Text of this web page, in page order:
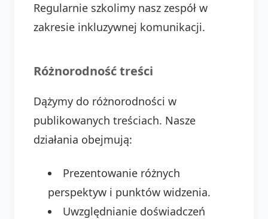
Regularnie szkolimy nasz zespół w
zakresie inkluzywnej komunikacji.
Różnorodność treści
Dążymy do różnorodności w
publikowanych treściach. Nasze
działania obejmują:
Prezentowanie różnych
perspektyw i punktów widzenia.
Uwzględnianie doświadczeń